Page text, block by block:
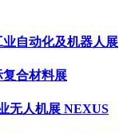
业自动化及机器人展
复合材料展
无人机展 NEXUS